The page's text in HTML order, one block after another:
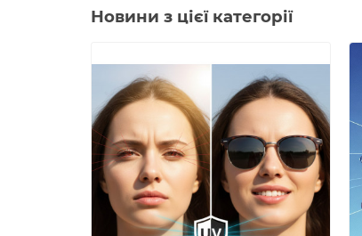
Новини з цієї категорії